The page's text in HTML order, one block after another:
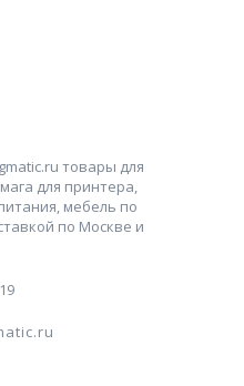
товары для
для принтера,
мебель по
по Москве и